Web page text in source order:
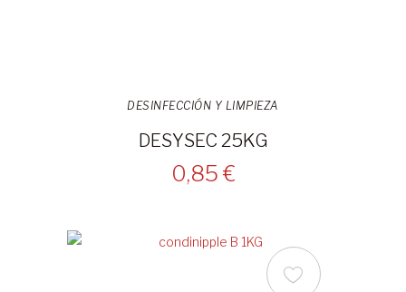
DESINFECCIÓN Y LIMPIEZA
DESYSEC 25KG
0,85 €